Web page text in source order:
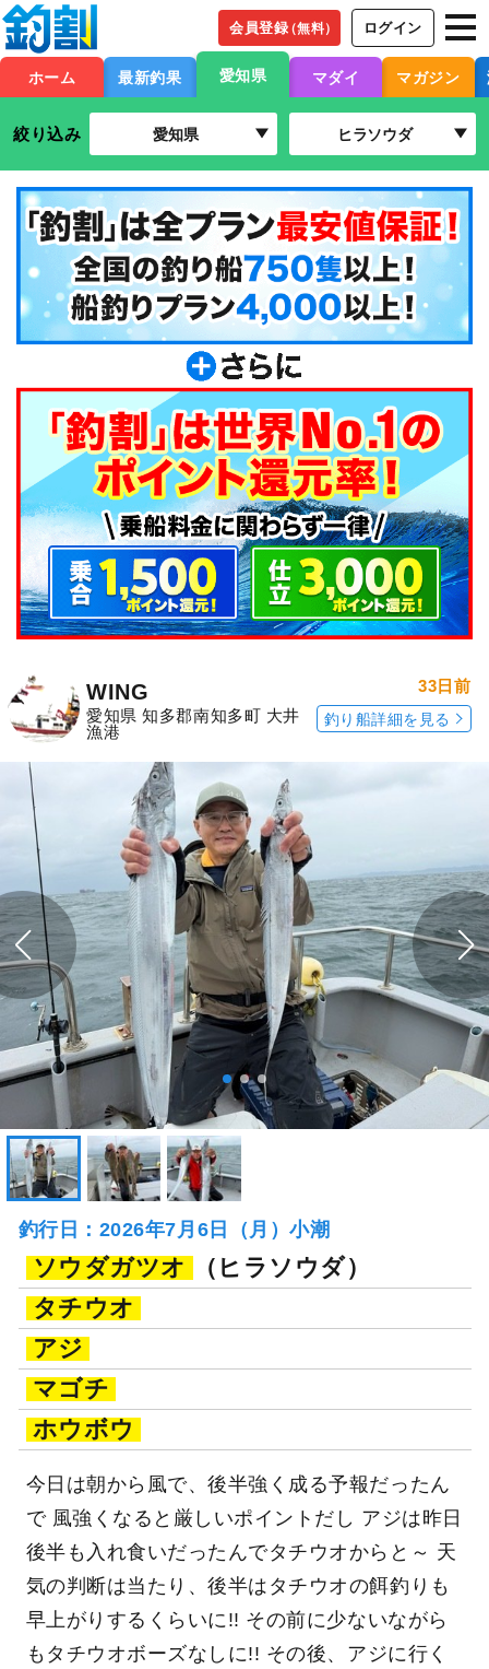
会員登録（無料） ログイン
ホーム 最新釣果 愛知県 マダイ マガジン
絞り込み 愛知県 ヒラソウダ
WING
愛知県 知多郡南知多町 大井
漁港
33日前
釣り船詳細を見る
釣行日：2026年7月6日（月）小潮
ソウダガツオ
（ヒラソウダ）
タチウオ
アジ
マゴチ
ホウボウ
今日は朝から風で、後半強く成る予報だったん
で 風強くなると厳しいポイントだし アジは昨日
後半も入れ食いだったんでタチウオからと～ 天
気の判断は当たり、後半はタチウオの餌釣りも
早上がりするくらいに!! その前に少ないながら
もタチウオボーズなしに!! その後、アジに行く